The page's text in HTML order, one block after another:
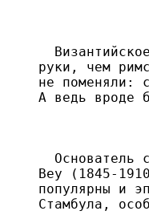
руки, чем
не поменяли:
А ведь вроде
Основатель
Bey (1845-
популярны и
Стамбула,